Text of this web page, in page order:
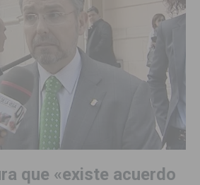
que «existe acuerdo